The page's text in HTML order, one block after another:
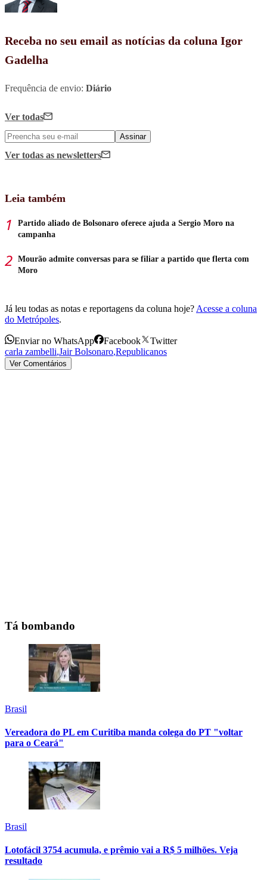
Receba no seu email as notícias da coluna Igor
Gadelha
Frequência de envio: Diário
Ver todas
Assinar
Ver todas as newsletters
Leia também
Partido aliado de Bolsonaro oferece ajuda a Sergio Moro na
campanha
Mourão admite conversas para se filiar a partido que flerta com
Moro
Já leu todas as notas e reportagens da coluna hoje? Acesse a coluna
do Metrópoles.
Enviar no WhatsApp Facebook
Twitter
carla zambelli,Jair Bolsonaro,Republicanos
Ver Comentários
Tá bombando
Brasil
Vereadora do PL em Curitiba manda colega do PT "voltar
para o Ceará"
Brasil
Lotofácil 3754 acumula, e prêmio vai a R$ 5 milhões. Veja
resultado